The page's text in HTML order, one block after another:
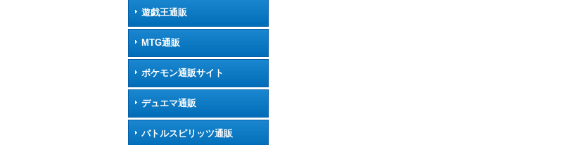
遊戯王通販
MTG通販
ポケモン通販サイト
デュエマ通販
バトルスピリッツ通販